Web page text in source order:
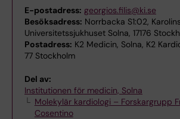
E-postadress: georgios.filis@ki.se
Besöksadress: Norrbacka S1:02,
Universitetssjukhuset Solna, 17176
Postadress: K2 Medicin, Solna, K2
77 Stockholm
Del av:
Institutionen för medicin, Solna
Molekylär kardiologi – Forskargrupp
Cosentino